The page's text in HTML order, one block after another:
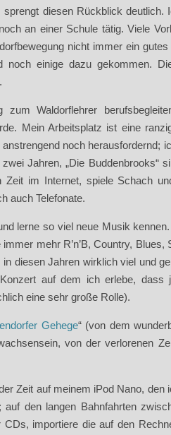
diesen Rückblick deutlich.
an einer Schule tätig. Viele
nicht immer ein
noch einige dazu gekommen.
zum Waldorflehrer
Mein Arbeitsplatz ist eine
noch herausfordernd;
Jahren, „Die Buddenbrooks“
Zeit im Internet, spiele Schach
auch Telefonate.
lerne so viel neue Musik
mehr R’n’B, Country,
diesen Jahren wirklich viel und
auf dem ich erlebe, dass
eine sehr große Rolle).
Gehege“ (von dem
von der verlorenen
Zeit auf meinem iPod Nano,
auf den langen Bahnfahrten
importiere die auf den